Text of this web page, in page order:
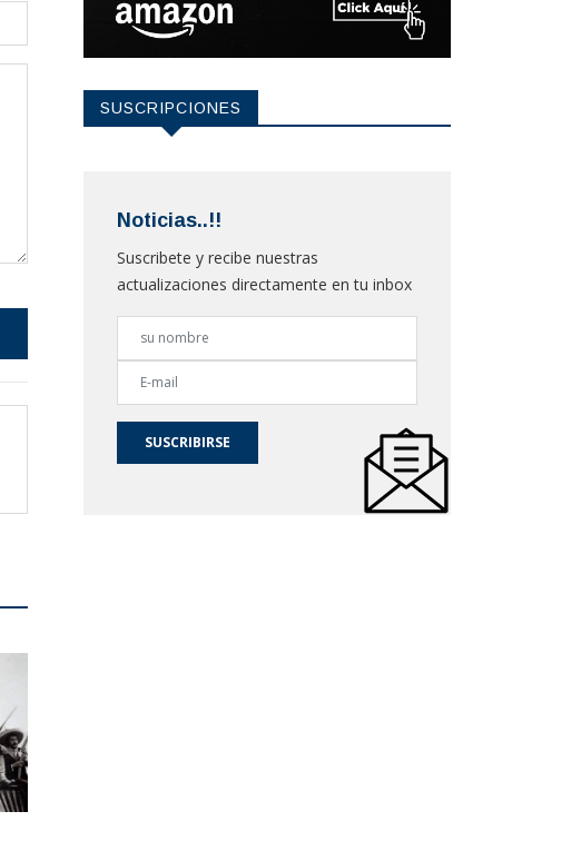
SUSCRIPCIONES
Noticias..!!
Suscribete y recibe nuestras
actualizaciones directamente en tu inbox
SUSCRIBIRSE